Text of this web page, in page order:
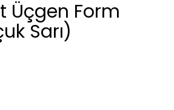
Üçgen Form
Sarı)